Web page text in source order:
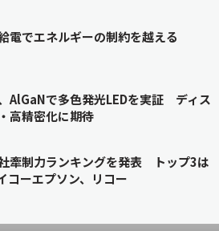
電でエネルギーの制約を越える
AlGaNで多色発光LEDを実証 ディス
高精密化に期待
牽制力ランキングを発表 トップ3は
コーエプソン、リコー